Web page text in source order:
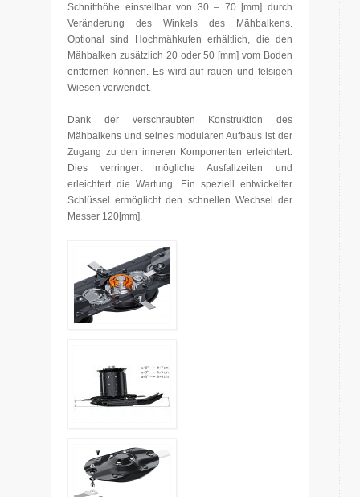
Schnitthöhe einstellbar von 30 – 70 [mm] durch
Veränderung des Winkels des Mähbalkens.
Optional sind Hochmähkufen erhältlich, die den
Mähbalken zusätzlich 20 oder 50 [mm] vom Boden
entfernen können. Es wird auf rauen und felsigen
Wiesen verwendet.
Dank der verschraubten Konstruktion des
Mähbalkens und seines modularen Aufbaus ist der
Zugang zu den inneren Komponenten erleichtert.
Dies verringert mögliche Ausfallzeiten und
erleichtert die Wartung. Ein speziell entwickelter
Schlüssel ermöglicht den schnellen Wechsel der
Messer 120[mm].